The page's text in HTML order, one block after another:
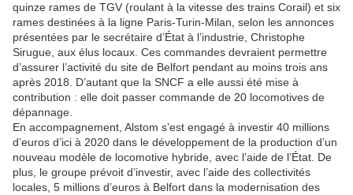
quinze rames de TGV (roulant à la vitesse des trains Corail) et six
rames destinées à la ligne Paris-Turin-Milan, selon les annonces
présentées par le secrétaire d’État à l’industrie, Christophe
Sirugue, aux élus locaux. Ces commandes devraient permettre
d’assurer l’activité du site de Belfort pendant au moins trois ans
après 2018. D’autant que la SNCF a elle aussi été mise à
contribution : elle doit passer commande de 20 locomotives de
dépannage.
En accompagnement, Alstom s’est engagé à investir 40 millions
d’euros d’ici à 2020 dans le développement de la production d’un
nouveau modèle de locomotive hybride, avec l’aide de l’État. De
plus, le groupe prévoit d’investir, avec l’aide des collectivités
locales, 5 millions d’euros à Belfort dans la modernisation des